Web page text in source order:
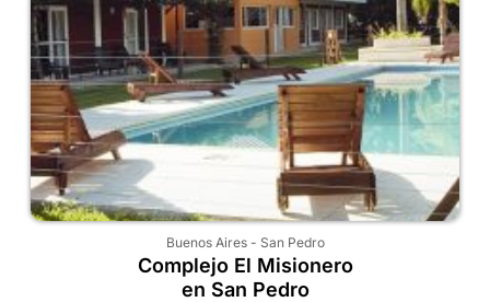
Buenos Aires- San Pedro
Complejo El Misionero
en San Pedro